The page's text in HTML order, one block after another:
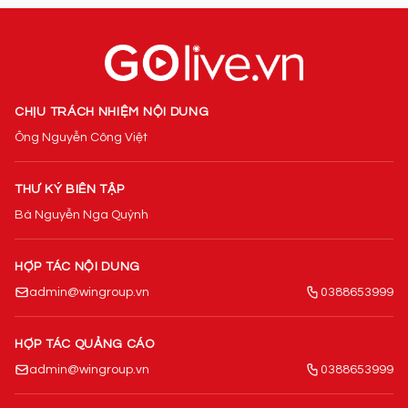
CHỊU TRÁCH NHIỆM NỘI DUNG
Ông Nguyễn Công Việt
THƯ KÝ BIÊN TẬP
Bà Nguyễn Nga Quỳnh
HỢP TÁC NỘI DUNG
admin@wingroup.vn
0388653999
HỢP TÁC QUẢNG CÁO
admin@wingroup.vn
0388653999